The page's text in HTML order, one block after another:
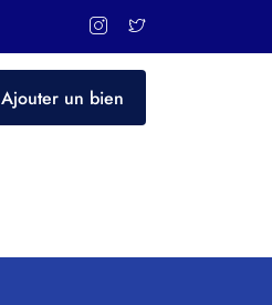
Ajouter un bien